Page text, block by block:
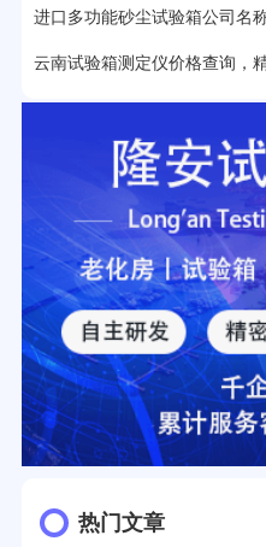
进口多功能砂尘试验箱公司名
云南试验箱测定仪价格查询，
热门文章